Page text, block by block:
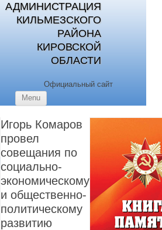
АДМИНИСТРАЦИЯ
КИЛЬМЕЗСКОГО
РАЙОНА
КИРОВСКОЙ
ОБЛАСТИ
Официальный сайт
Menu
Игорь Комаров
провел
совещания по
социально-
экономическому
и общественно-
политическому
развитию